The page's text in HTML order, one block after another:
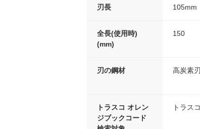
刃長 105mm
全長(使用時)
(mm)
150
刃の鋼材 高炭素
トラスコ オレン
ジブックコード
トラス